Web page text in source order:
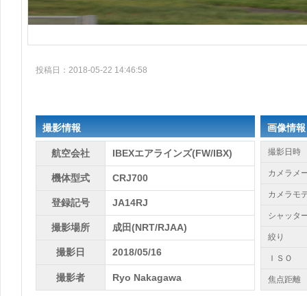
投稿日：2018-05-22 14:46:58
撮影情報
航空会社 IBEXエアラインズ(FW/IBX)
機体型式 CRJ700
登録記号 JA14RJ
撮影場所 成田(NRT/RJAA)
撮影日 2018/05/16
撮影者 Ryo Nakagawa
画像情報
撮影日時
カメラメ
カメラモ
シャッタ
絞り
ＩＳＯ
焦点距離